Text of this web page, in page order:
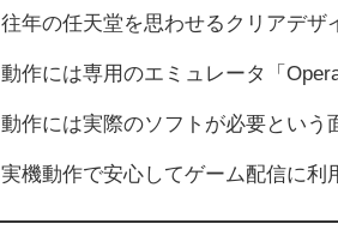
往年の任天堂を思わせるクリアデザ
動作には専用のエミュレータ「
動作には実際のソフトが必要という
実機動作で安心してゲーム配信に利